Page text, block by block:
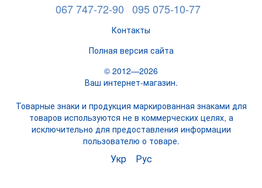
067 747-72-90 095 075-10-77
Контакты
Полная версия сайта
© 2012—2026
Ваш интернет-магазин.
Товарные знаки и продукция маркированная знаками для
товаров используются не в коммерческих целях, а
исключительно для предоставления информации
пользователю о товаре.
Укр Рус